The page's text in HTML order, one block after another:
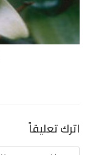
اترك تعليقاً